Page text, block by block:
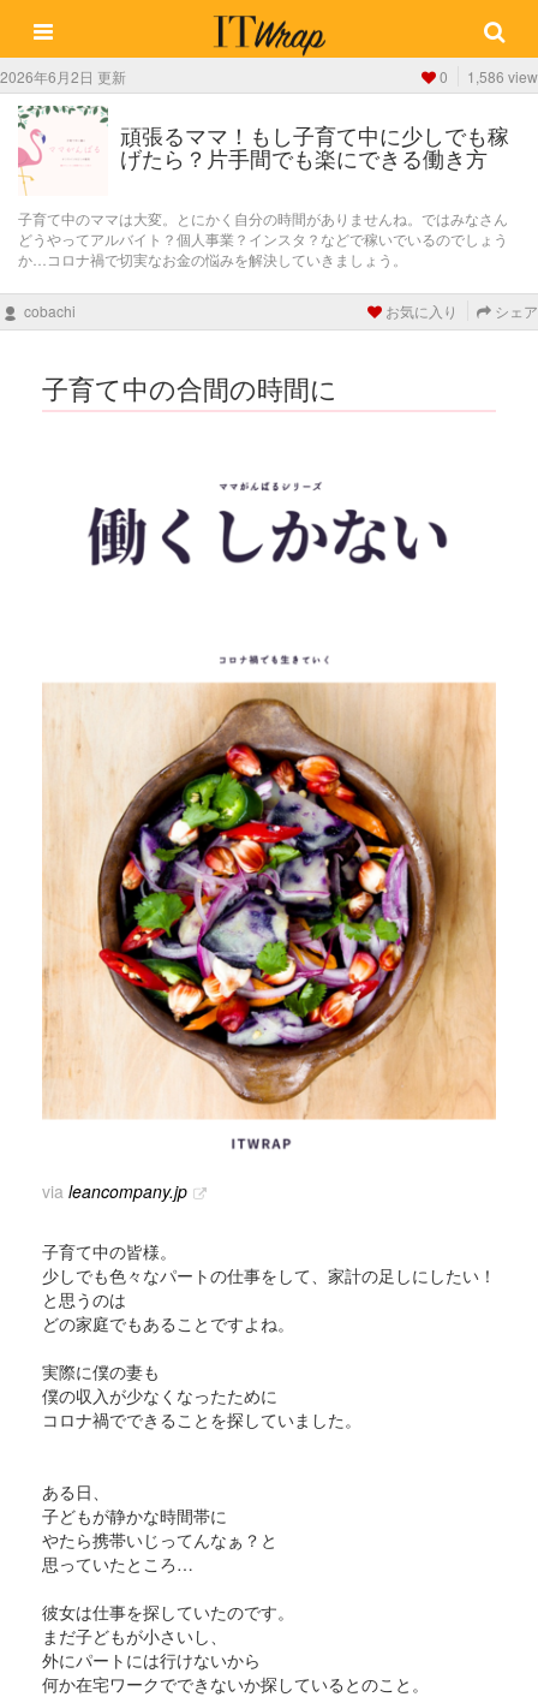
2026年6月2日 更新 0 1,586 view
頑張るママ！もし子育て中に少しでも稼
げたら？片手間でも楽にできる働き方
子育て中のママは大変。とにかく自分の時間がありませんね。ではみなさん
どうやってアルバイト？個人事業？インスタ？などで稼いでいるのでしょう
か…コロナ禍で切実なお金の悩みを解決していきましょう。
cobachi お気に入り シェア
子育て中の合間の時間に
via leancompany.jp
子育て中の皆様。
少しでも色々なパートの仕事をして、家計の足しにしたい！
と思うのは
どの家庭でもあることですよね。
実際に僕の妻も
僕の収入が少なくなったために
コロナ禍でできることを探していました。
ある日、
子どもが静かな時間帯に
やたら携帯いじってんなぁ？と
思っていたところ…
彼女は仕事を探していたのです。
まだ子どもが小さいし、
外にパートには行けないから
何か在宅ワークでできないか探しているとのこと。